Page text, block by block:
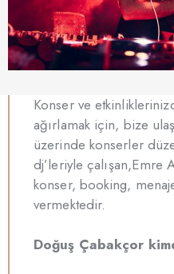
Konser ve
ağırlamak için, bize
üzerinde konserler
dj’leriyle çalışan,Emre
konser, booking,
vermektedir.
Doğuş Çabakçor